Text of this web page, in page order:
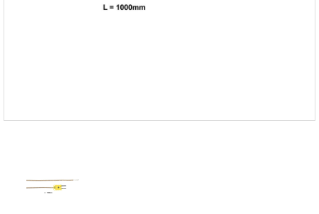
e-Plus Innovation
GREISINGER